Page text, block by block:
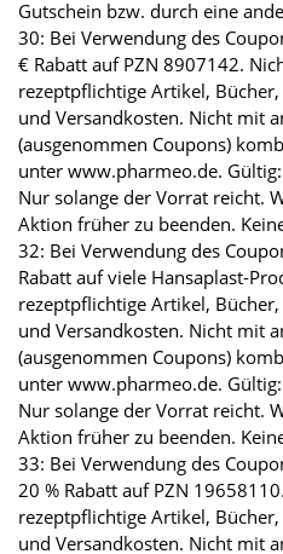
Gutschein bzw. durch eine
30: Bei Verwendung des
€ Rabatt auf PZN 8907142.
rezeptpflichtige Artikel,
und Versandkosten. Nicht mit
(ausgenommen Coupons)
unter www.pharmeo.de.
Nur solange der Vorrat reicht.
Aktion früher zu beenden.
32: Bei Verwendung des
Rabatt auf viele Hansaplast-
rezeptpflichtige Artikel,
und Versandkosten. Nicht mit
(ausgenommen Coupons)
unter www.pharmeo.de.
Nur solange der Vorrat reicht.
Aktion früher zu beenden.
33: Bei Verwendung des
20 % Rabatt auf PZN
rezeptpflichtige Artikel,
und Versandkosten. Nicht mit